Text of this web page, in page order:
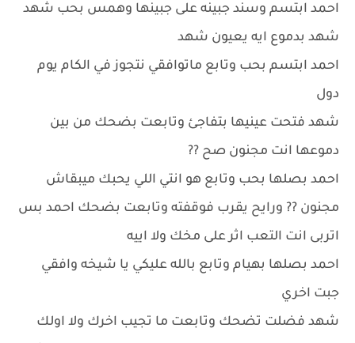
احمد ابتسم وسند جبينه على جبينها وهمس بحب شهد
شهد بدموع ايه يعيون شهد
احمد ابتسم بحب وتابع ماتوافقي نتجوز في الكام يوم
دول
شهد فتحت عينيها بتفاجئ وتابعت بضحك من بين
دموعها انت مجنون صح ??
احمد بصلها بحب وتابع هو انتي اللي يحبك ميبقاش
مجنون ?? ورايح يقرب فوقفته وتابعت بضحك احمد بس
اتربى انت التعب اثر على مخك ولا اييه
احمد بصلها بهيام وتابع بالله عليكي يا شيخه وافقي
جبت اخري
شهد فضلت تضحك وتابعت ما تجيب اخرك ولا اولك